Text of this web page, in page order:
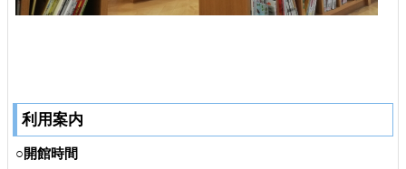
利用案内
○開館時間